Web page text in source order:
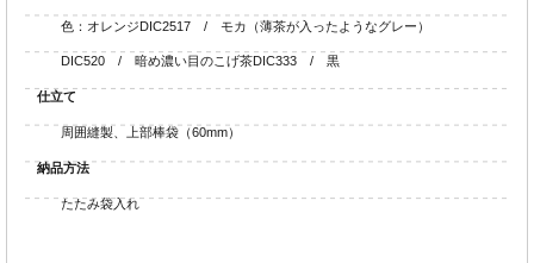
色：オレンジDIC2517 / モカ（薄茶が入ったようなグレー）
DIC520 / 暗め濃い目のこげ茶DIC333 / 黒
仕立て
周囲縫製、上部棒袋（60mm）
納品方法
たたみ袋入れ